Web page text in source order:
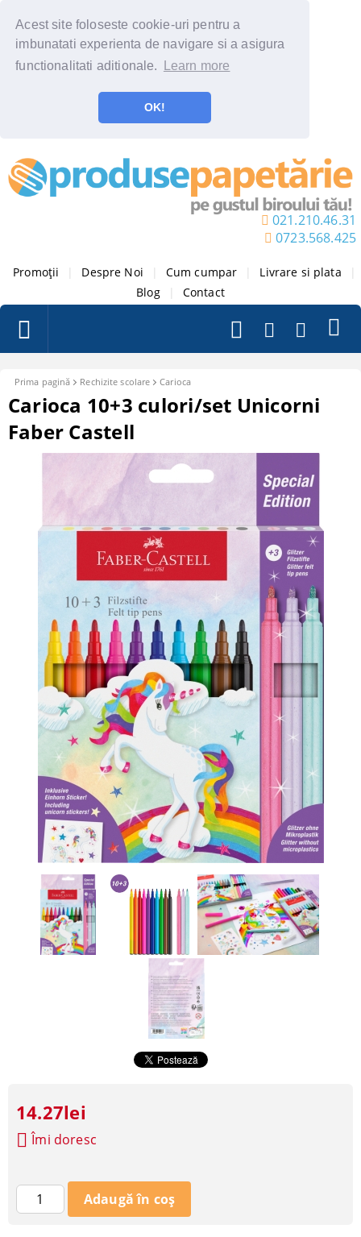
Acest site foloseste cookie-uri pentru a
imbunatati experienta de navigare si a asigura
functionalitati aditionale.
Learn more
OK!
021.210.46.31
0723.568.425
Promoții Despre Noi Cum cumpar Livrare si plata
Blog
Contact
Prima pagină Rechizite scolare Carioca
Carioca 10+3 culori/set Unicorni
Faber Castell
14.27lei
Îmi doresc